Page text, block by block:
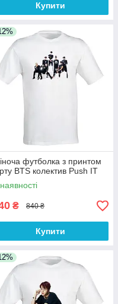
Купити
футболка з принтом
BTS колектив Push IT
₴ 840 ₴
Купити